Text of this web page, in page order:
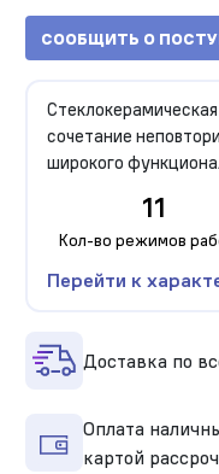
СООБЩИТЬ О
сочетание
широкого
11
Кол-во режимов
Перейти к
Доставка по
Оплата
картой